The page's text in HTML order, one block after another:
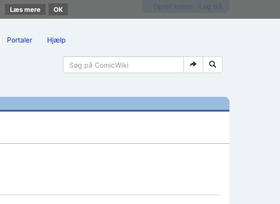
Læs mere
Portaler Hjælp